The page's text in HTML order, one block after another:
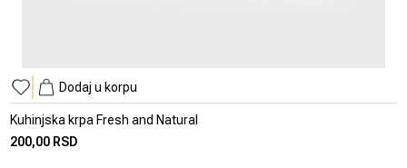
Dodaj u korpu
Kuhinjska krpa Fresh and Natural
200,00 RSD